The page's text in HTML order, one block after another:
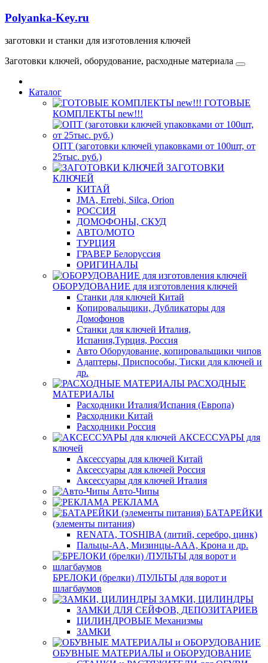
Polyanka-Key.ru
заготовки и станки для изготовления ключей
Заготовки ключей, оборудование, расходные материала
Каталог
ГОТОВЫЕ
КОМПЛЕКТЫ new!!!
ОПТ (заготовки ключей упаковками от 100шт, от
25тыс. руб.)
ЗАГОТОВКИ
КЛЮЧЕЙ
КИТАЙ
JMA, Errebi, Silca, Orion
РОССИЯ
ДОМОФОНЫ, СКУД
ABTO/МОТО
ТУРЦИЯ
ГРАВЕР Белоруссия
ОРИГИНАЛЫ
ОБОРУДОВАНИЕ для изготовления ключей
Станки для ключей Китай
Копировальщики, Дубликаторы для
Домофонов
Станки для ключей Италия,
Испания,Турция, Россия
Авто Оборудование, копировальщики чипов
Адаптеры, Приспособы, Тиски для ключей и
др.
РАСХОДНЫЕ
МАТЕРИАЛЫ
Расходники Италия/Испания (Европа)
Расходники Китай
Расходники Россия
АКСЕССУАРЫ для
ключей
Аксессуары для ключей Китай
Аксессуары для ключей Россия
Аксессуары для ключей Италия
Авто-Чипы
РЕКЛАМА
БАТАРЕЙКИ
(элементы питания)
RENATA, TOSHIBA (литий, серебро, цинк)
Пальцы-АА, Мизинцы-ААА, Крона и др.
БРЕЛОКИ (брелки) /ПУЛЬТЫ для ворот и
шлагбаумов
ЗАМКИ, ЦИЛИНДРЫ
ЗАМКИ ДЛЯ СЕЙФОВ, ДЕПОЗИТАРИЕВ
ЦИЛИНДРОВЫЕ Механизмы
ЗАМКИ
ОБУВНЫЕ МАТЕРИАЛЫ и ОБОРУДОВАНИЕ